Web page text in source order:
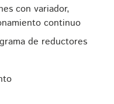
con variador,
continuo
de reductores